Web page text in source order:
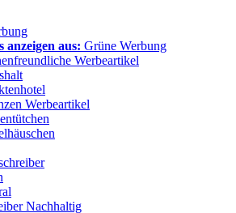
anzeigen aus: Grüne Werbung
Werbeartikel
Werbeartikel
Nachhaltig